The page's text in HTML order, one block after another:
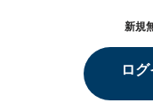
新規
ロ